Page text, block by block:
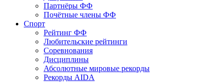
Партнёры ФФ
Почётные члены ФФ
Спорт
Рейтинг ФФ
Любительские рейтинги
Соревнования
Дисциплины
Абсолютные мировые рекорды
Рекорды AIDA